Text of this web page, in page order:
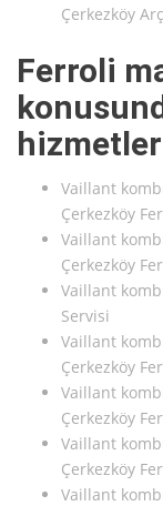
Çerkezköy
Ferroli
Vaillant
Çerkezköy
Vaillant
Çerkezköy
Vaillant
Servisi
Vaillant
Çerkezköy
Vaillant
Çerkezköy
Vaillant
Çerkezköy
Vaillant